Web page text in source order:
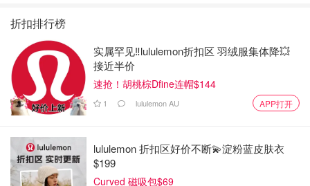
折扣排行榜
实属罕见‼️lululemon折扣区 羽绒服集体降💥
接近半价
速抢！胡桃棕Dfine连帽$144
1 lululemon AU APP打开
lululemon 折扣区好价不断💫淀粉蓝皮肤衣
$199
Curved 磁吸包$69